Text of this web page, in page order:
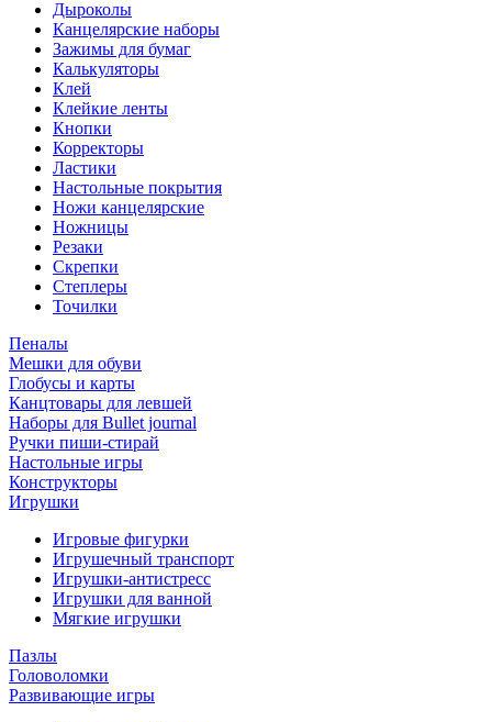
Дыроколы
Канцелярские наборы
Зажимы для бумаг
Калькуляторы
Клей
Клейкие ленты
Кнопки
Корректоры
Ластики
Настольные покрытия
Ножи канцелярские
Ножницы
Резаки
Скрепки
Степлеры
Точилки
Пеналы
Мешки для обуви
Глобусы и карты
Канцтовары для левшей
Наборы для Bullet journal
Ручки пиши-стирай
Настольные игры
Конструкторы
Игрушки
Игровые фигурки
Игрушечный транспорт
Игрушки-антистресс
Игрушки для ванной
Мягкие игрушки
Пазлы
Головоломки
Развивающие игры